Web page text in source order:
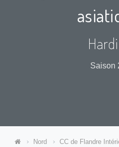
Saison
Nord CC de Flandre